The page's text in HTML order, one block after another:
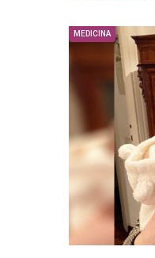
MEDICINA